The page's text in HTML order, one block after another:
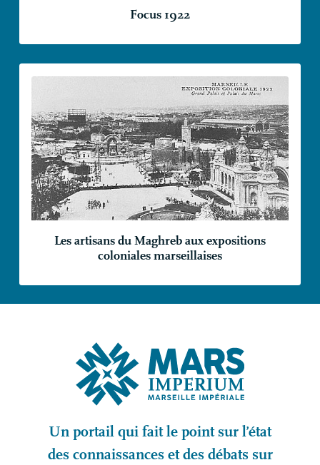
Focus 1922
Les artisans du Maghreb aux expositions
coloniales marseillaises
Un portail qui fait le point sur l’état
des connaissances et des débats sur